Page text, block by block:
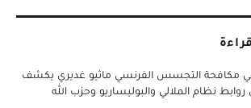
مكافحة التجسس الفرنسي ماثيو غديري يكشف
نظام الملالي والبوليساريو وحزب الله